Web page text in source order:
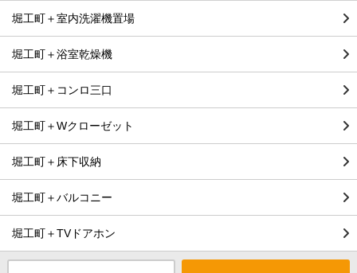
堀工町＋室内洗濯機置場
堀工町＋浴室乾燥機
堀工町＋コンロ三口
堀工町＋Wクローゼット
堀工町＋床下収納
堀工町＋バルコニー
堀工町＋TVドアホン